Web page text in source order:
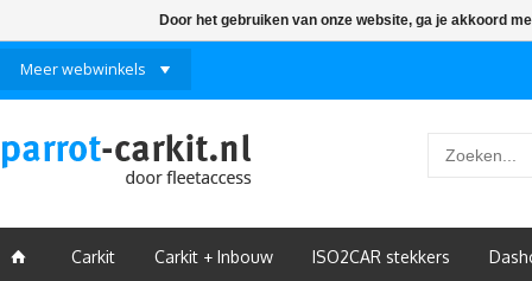
Meer webwinkels
ï Carkit Carkit + Inbouw ISO2CAR stekkers
Door het gebruiken van onze website, ga je akkoord